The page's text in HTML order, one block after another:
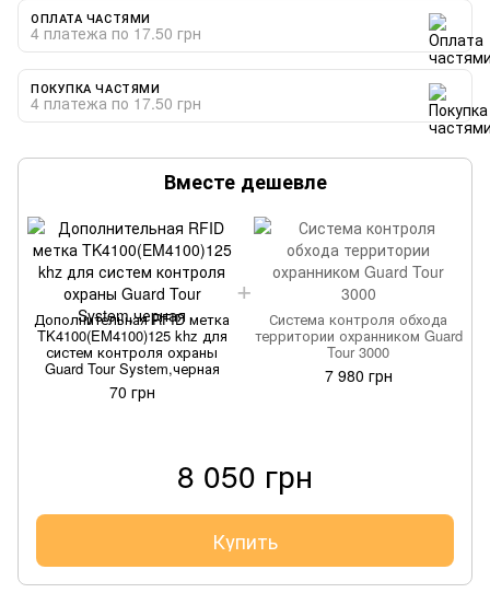
ОПЛАТА ЧАСТЯМИ
4 платежа по 17.50 грн
ПОКУПКА ЧАСТЯМИ
4 платежа по 17.50 грн
Вместе дешевле
Дополнительная RFID метка
TK4100(EM4100)125 khz для
систем контроля охраны
Guard Tour System,черная
70 грн
Система контроля обхода
территории охранником Guard
Tour 3000
7 980 грн
8 050 грн
Купить